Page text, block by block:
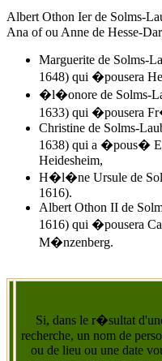
Albert Othon Ier de Solms-
Ana of ou Anne de Hesse-
Marguerite de Solms-
1648) qui �pousera
�l�onore de Solms-
1633) qui �pousera
Christine de Solms-
1638) qui a �pous�
Heidesheim,
H�l�ne Ursule de
1616).
Albert Othon II de
1616) qui �pousera
M�nzenberg.
Si, dans le r�sultat
recherche, un nom de
ou de lieu ou une date